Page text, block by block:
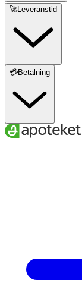
🚀Leveranstid
💳Betalning